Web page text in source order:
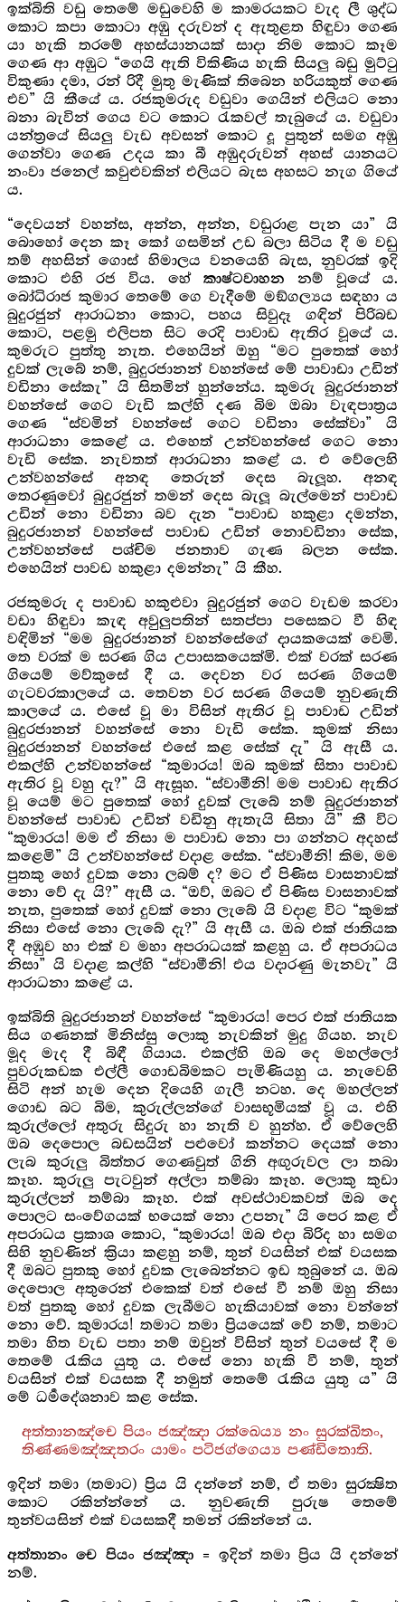
ඉක්බිති වඩු තෙමේ මඩුවෙහි ම කාමරයකට වැද ලී ශුද්ධ
කොට කපා කොටා අඹු දරුවන් ද ඇතුළත හිඳුවා ගෙණ
යා හැකි තරමේ අහස්යානයක් සාදා නිම කොට කෑම
ගෙණ ආ අඹුට “ගෙයි ඇති විකිණිය හැකි සියලු බඩු මුට්ටු
විකුණා දමා, රන් රිදී මුතු මැණික් තිබෙන හරියකුත් ගෙණ
එව” යි කීයේ ය. රජකුමරුද වඩුවා ගෙයින් එලියට නො
බනා බැවින් ගෙය වට කොට රැකවල් තැබුයේ ය. වඩුවා
යන්ත්‍රයේ සියලු වැඩ අවසන් කොට දූ පුතුන් සමග අඹු
ගෙන්වා ගෙණ උදය කා බී අඹුදරුවන් අහස් යානයට
නංවා ජනෙල් කවුළුවකින් එලියට බැස අහසට නැග ගියේ
ය.
“දෙවයන් වහන්ස, අන්න, අන්න, වඩුරාළ පැන යා” යි
බොහෝ දෙන කෑ කෝ ගසමින් උඩ බලා සිටිය දී ම වඩු
තම් අහසින් ගොස් හිමාලය වනයෙහි බැස, නුවරක් ඉදි
කොට එහි රජ විය. හේ කාෂ්ටවාහන නම් වූයේ ය.
බෝධිරාජ කුමාර තෙමේ ගෙ වැදීමේ මඞ්ගල්‍යය සඳහා ය
බුදුරජුන් ආරාධනා කොට, පහය සිවුදෑ ගඳින් පිරිබඩ
කොට, පළමු එලිපත සිට රෙදි පාවාඩ ඇතිර වූයේ ය.
කුමරුට පුත්තු නැත. එහෙයින් ඔහු “මට පුතෙක් හෝ
දුවක් ලැබේ නම්, බුදුරජානන් වහන්සේ මේ පාවාඩා උඩින්
වඩිනා සේකැ” යි සිතමින් හුන්නේය. කුමරු බුදුරජානන්
වහන්සේ ගෙට වැඩි කල්හි දණ බිම ඔබා වැඳපාත්‍රය
ගෙණ “ස්වමින් වහන්සේ ගෙට වඩිනා සේක්වා” යි
ආරාධනා කෙළේ ය. එහෙත් උන්වහන්සේ ගෙට නො
වැඩි සේක. නැවතත් ආරාධනා කළේ ය. එ වේලෙහි
උන්වහන්සේ අනඳ තෙරුන් දෙස බැලූහ. අනඳ
තෙරණුවෝ බුදුරජුන් තමන් දෙස බැලූ බැල්මෙන් පාවාඩ
උඩින් නො වඩිනා බව දැන “පාවාඩ හකුළා දමන්න,
බුදුරජානන් වහන්සේ පාවාඩ උඩින් නොවඩිනා සේක,
උන්වහන්සේ පශ්චිම ජනතාව ගැණ බලන සේක.
එහෙයින් පාවඩ හකුළා දමන්නැ” යි කීහ.
රජකුමරු ද පාවාඩ හකුළුවා බුදුරජුන් ගෙට වැඩම කරවා
වඩා හිඳුවා කැඳ අවුලුපතින් සතප්පා පසෙකට වී හිඳ
වඳිමින් “මම බුදුරජානන් වහන්සේගේ දායකයෙක් වෙමි.
තෙ වරක් ම සරණ ගිය උපාසකයෙක්මි. එක් වරක් සරණ
ගියෙම් මව්කුසේ දී ය. දෙවන වර සරණ ගියෙම්
ගැටවරකාලයේ ය. තෙවන වර සරණ ගියෙම් නුවණැති
කාලයේ ය. එසේ වූ මා විසින් ඇතිර වූ පාවාඩ උඩින්
බුදුරජානන් වහන්සේ නො වැඩි සේක. කුමක් නිසා
බුදුරජානන් වහන්සේ එසේ කළ සේක් දැ” යි ඇසී ය.
එකල්හි උන්වහන්සේ “කුමාරය! ඔබ කුමක් සිතා පාවාඩ
ඇතිර වූ වහු දැ?” යි ඇසූහ. “ස්වාමීනි! මම පාවාඩ ඇතිර
වූ යෙම් මට පුතෙක් හෝ දුවක් ලැබේ නම් බුදුරජානන්
වහන්සේ පාවාඩ උඩින් වඩිනු ඇතැයි සිතා යි” කී විට
“කුමාරය! මම ඒ නිසා ම පාවාඩ නො පා ගන්නට අදහස්
කළෙමි” යි උන්වහන්සේ වදාළ සේක. “ස්වාමීනි! කිම, මම
පුතකු හෝ දුවක නො ලබම් ද? මට ඒ පිණිස වාසනාවක්
නො වේ දැ යි?” ඇසී ය. “ඔව්, ඔබට ඒ පිණිස වාසනාවක්
නැත, පුතෙක් හෝ දුවක් නො ලැබේ යි වදාළ විට “කුමක්
නිසා එසේ නො ලැබේ දැ?” යි ඇසී ය. ඔබ එක් ජාතියක
දී අඹුව හා එක් ව මහා අපරාධයක් කළහු ය. ඒ අපරාධය
නිසා” යි වදාළ කල්හි “ස්වාමීනි! එය වදාරණු මැනවැ” යි
ආරාධනා කළේ ය.
ඉක්බිති බුදුරජානන් වහන්සේ “කුමාරය! පෙර එක් ජාතියක
සිය ගණනක් මිනිස්සු ලොකු නැවකින් මුදු ගියහ. නැව
මූද මැද දී බිඳී ගියාය. එකල්හි ඔබ දෙ මහල්ලෝ
පුවරුකඩක එල්ලී ගොඩබිමකට පැමිණියහු ය. නැවෙහි
සිටි අන් හැම දෙන දියෙහි ගැලී නටහ. දෙ මහල්ලන්
ගොඩ බට බිම, කුරුල්ලන්ගේ වාසභූමියක් වූ ය. එහි
කුරුල්ලෝ අතුරු සිදුරු හා නැති ව හුන්හ. ඒ වේලෙහි
ඔබ දෙපොල බඩසයින් පළුවෝ කන්නට දෙයක් නො
ලැබ කුරුලු බිත්තර ගෙණවුත් ගිනි අඟුරුවල ලා තබා
කෑහ. කුරුලු පැටවුන් අල්ලා තම්බා කෑහ. ලොකු කුඩා
කුරුල්ලන් තම්බා කෑහ. එක් අවස්ථාවකවත් ඔබ දෙ
පොලට සංවේගයක් භයෙක් නො උපනැ” යි පෙර කළ ඒ
අපරාධය ප්‍රකාශ කොට, “කුමාරය! ඔබ එදා බිරිද හා සමග
සිහි නුවණින් ක්‍රියා කළහු නම්, තුන් වයසින් එක් වයසක
දී ඔබට පුතකු හෝ දුවක ලැබෙන්නට ඉඩ තුබුනේ ය. ඔබ
දෙපොල අතුරෙන් එකෙක් වත් එසේ වී නම් ඔහු නිසා
වත් පුතකු හෝ දුවක ලැබීමට හැකියාවක් නො වන්නේ
නො වේ. කුමාරය! තමාට තමා ප්‍රියයෙක් වේ නම්, තමාට
තමා හිත වැඩ පතා නම් ඔවුන් විසින් තුන් වයසේ දී ම
තෙමේ රැකිය යුතු ය. එසේ නො හැකි වී නම්, තුන්
වයසින් එක් වයසක දී නමුත් තෙමේ රැකිය යුතු ය” යි
මේ ධර්‍මදේශනාව කළ සේක.
අත්තානඤ්චෙ පියං ජඤ්ඤා රක්ඛෙය්‍ය නං සුරක්ඛිතං,
තිණ්ණමඤ්ඤතරං යාමං පටිජග්ගෙය්‍ය පණ්ඩිතොති.
ඉදින් තමා (තමාට) ප්‍රිය යි දන්නේ නම්, ඒ තමා සුරක්‍ෂිත
කොට රකින්න්නේ ය. නුවණැති පුරුෂ තෙමේ
තුන්වයසින් එක් වයසකදී තමන් රකින්නේ ය.
අත්තානං චෙ පියං ජඤ්ඤා = ඉදින් තමා ප්‍රිය යි දන්නේ
නම්.